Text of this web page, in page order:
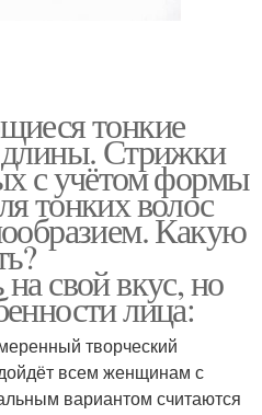
тонкие
Стрижки
с учётом формы
тонких волос
Какую
свой вкус, но
лица:
творческий
всем женщинам с
вариантом считаются